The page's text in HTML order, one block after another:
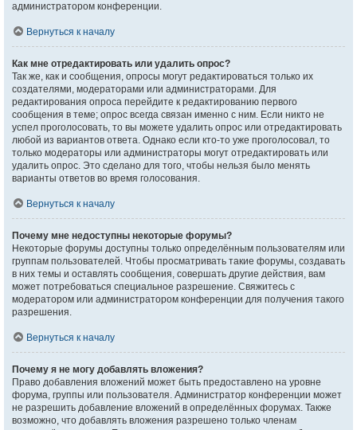
администратором конференции.
Вернуться к началу
Как мне отредактировать или удалить опрос?
Так же, как и сообщения, опросы могут редактироваться только их
создателями, модераторами или администраторами. Для
редактирования опроса перейдите к редактированию первого
сообщения в теме; опрос всегда связан именно с ним. Если никто не
успел проголосовать, то вы можете удалить опрос или отредактировать
любой из вариантов ответа. Однако если кто-то уже проголосовал, то
только модераторы или администраторы могут отредактировать или
удалить опрос. Это сделано для того, чтобы нельзя было менять
варианты ответов во время голосования.
Вернуться к началу
Почему мне недоступны некоторые форумы?
Некоторые форумы доступны только определённым пользователям или
группам пользователей. Чтобы просматривать такие форумы, создавать
в них темы и оставлять сообщения, совершать другие действия, вам
может потребоваться специальное разрешение. Свяжитесь с
модератором или администратором конференции для получения такого
разрешения.
Вернуться к началу
Почему я не могу добавлять вложения?
Право добавления вложений может быть предоставлено на уровне
форума, группы или пользователя. Администратор конференции может
не разрешить добавление вложений в определённых форумах. Также
возможно, что добавлять вложения разрешено только членам